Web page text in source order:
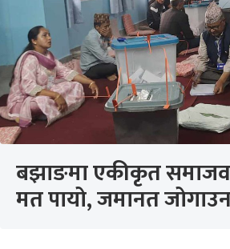
बझाङमा एकीकृत
मत पायो, जमानत